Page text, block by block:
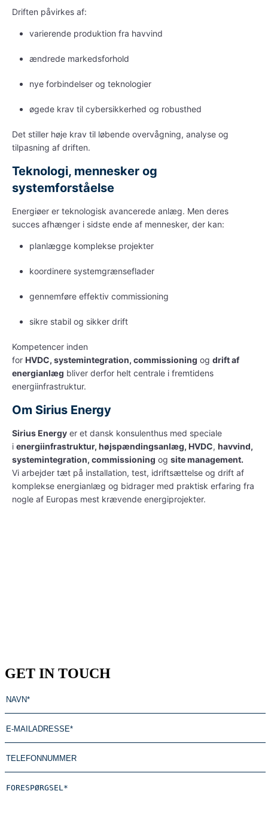
Driften påvirkes af:
varierende produktion fra havvind
ændrede markedsforhold
nye forbindelser og teknologier
øgede krav til cybersikkerhed og robusthed
Det stiller høje krav til løbende overvågning, analyse og
tilpasning af driften.
Teknologi, mennesker og
systemforståelse
Energiøer er teknologisk avancerede anlæg. Men deres
succes afhænger i sidste ende af mennesker, der kan:
planlægge komplekse projekter
koordinere systemgrænseflader
gennemføre effektiv commissioning
sikre stabil og sikker drift
Kompetencer inden
for HVDC, systemintegration, commissioning og drift af
energianlæg bliver derfor helt centrale i fremtidens
energiinfrastruktur.
Om Sirius Energy
Sirius Energy er et dansk konsulenthus med speciale
i energiinfrastruktur, højspændingsanlæg, HVDC, havvind,
systemintegration, commissioning og site management.
Vi arbejder tæt på installation, test, idriftsættelse og drift af
komplekse energianlæg og bidrager med praktisk erfaring fra
nogle af Europas mest krævende energiprojekter.
GET IN TOUCH